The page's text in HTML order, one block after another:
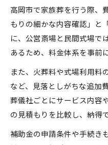
高岡市で家族葬を行う際、
もりの細かな内容確認」と
に、公営斎場と民間式場で
あるため、料金体系を事前
また、火葬料や式場利用料
など、見落としがちな追加
葬儀社ごとにサービス内容
の見積もりを比較し、納得
補助金の申請条件や手続き